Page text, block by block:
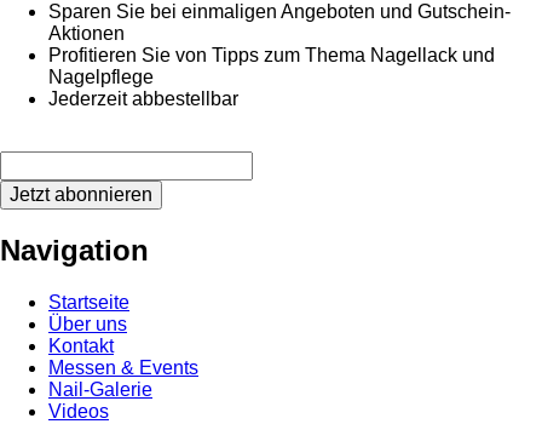
Sparen Sie bei einmaligen Angeboten und Gutschein-
Aktionen
Profitieren Sie von Tipps zum Thema Nagellack und
Nagelpflege
Jederzeit abbestellbar
Jetzt abonnieren
Navigation
Startseite
Über uns
Kontakt
Messen & Events
Nail-Galerie
Videos